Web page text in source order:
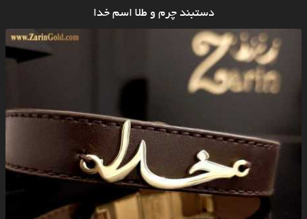
دستبند چرم و طلا اسم خدا